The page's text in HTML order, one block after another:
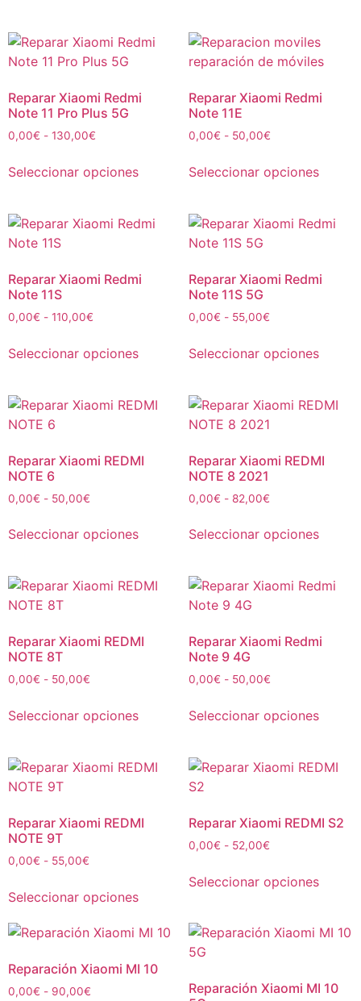
Reparar Xiaomi Redmi
Note 11 Pro Plus 5G
0,00€ - 130,00€
Seleccionar opciones
Reparar Xiaomi Redmi
Note 11E
0,00€ - 50,00€
Seleccionar opciones
Reparar Xiaomi Redmi
Note 11S
0,00€ - 110,00€
Seleccionar opciones
Reparar Xiaomi Redmi
Note 11S 5G
0,00€ - 55,00€
Seleccionar opciones
Reparar Xiaomi REDMI
NOTE 6
0,00€ - 50,00€
Seleccionar opciones
Reparar Xiaomi REDMI
NOTE 8 2021
0,00€ - 82,00€
Seleccionar opciones
Reparar Xiaomi REDMI
NOTE 8T
0,00€ - 50,00€
Seleccionar opciones
Reparar Xiaomi Redmi
Note 9 4G
0,00€ - 50,00€
Seleccionar opciones
Reparar Xiaomi REDMI
NOTE 9T
0,00€ - 55,00€
Seleccionar opciones
Reparar Xiaomi REDMI S2
0,00€ - 52,00€
Seleccionar opciones
Reparación Xiaomi MI 10
0,00€ - 90,00€
Reparación Xiaomi MI 10